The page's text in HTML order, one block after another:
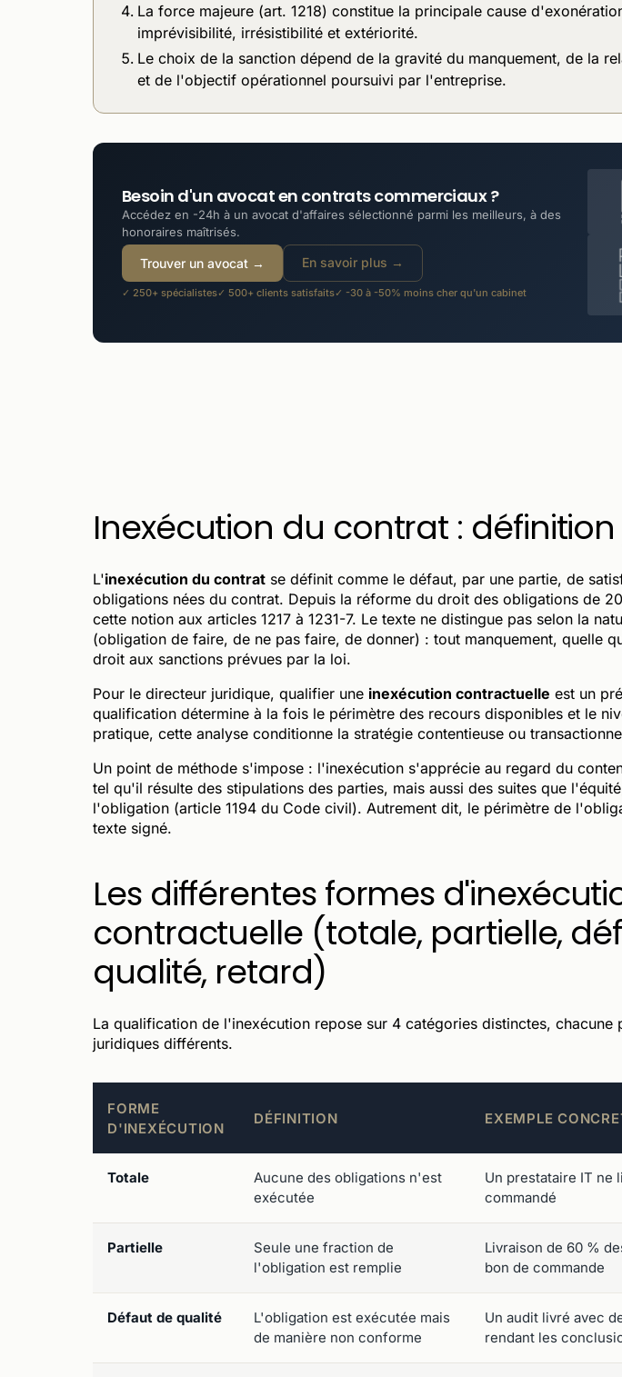
La force majeure (art. 1218) constitue la principale cause
imprévisibilité, irrésistibilité et extériorité.
Le choix de la sanction dépend de la gravité du manquement, de la
et de l'objectif opérationnel poursuivi par l'entreprise.
Besoin d'un avocat en contrats commerciaux ?
Accédez en -24h à un avocat d'affaires sélectionné parmi les meilleurs, à des
honoraires maîtrisés.
Trouver un avocat → En savoir plus →
✓ 250+ spécialistes✓ 500+ clients satisfaits✓ -30 à -50% moins cher qu'un cabinet
Inexécution du contrat :
L'inexécution du contrat se définit comme le défaut, par une partie, de
obligations nées du contrat. Depuis la réforme du droit des obligations de
cette notion aux articles 1217 à 1231-7. Le texte ne distingue pas selon la
(obligation de faire, de ne pas faire, de donner) : tout manquement, quelle
droit aux sanctions prévues par la loi.
Pour le directeur juridique, qualifier une inexécution contractuelle est un
qualification détermine à la fois le périmètre des recours disponibles et le
pratique, cette analyse conditionne la stratégie contentieuse ou
Un point de méthode s'impose : l'inexécution s'apprécie au regard du
tel qu'il résulte des stipulations des parties, mais aussi des suites que
l'obligation (article 1194 du Code civil). Autrement dit, le périmètre de
texte signé.
Les différentes formes
contractuelle (totale, partielle,
qualité, retard)
La qualification de l'inexécution repose sur 4 catégories distinctes, chacune
juridiques différents.
FORME
D'INEXÉCUTION
DÉFINITION EXEMPLE
Totale
Aucune des obligations n'est
exécutée
Un prestataire IT ne
commandé
Partielle
Seule une fraction de
l'obligation est remplie
Livraison de 60 %
bon de commande
Défaut de qualité
L'obligation est exécutée mais
de manière non conforme
Un audit livré avec
rendant les